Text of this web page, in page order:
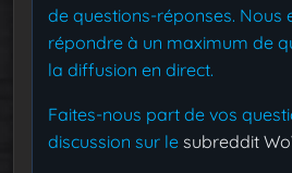
de questions-réponses. Nous
répondre à un maximum de
la diffusion en direct.
Faites-nous part de vos
discussion sur le subreddit